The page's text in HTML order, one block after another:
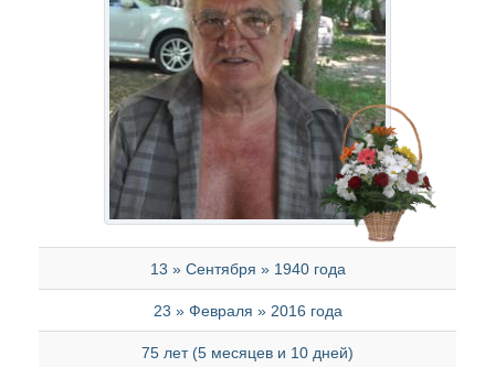
13 » Сентября » 1940 года
23 » Февраля » 2016 года
75 лет (5 месяцев и 10 дней)